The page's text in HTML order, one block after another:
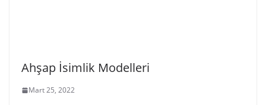
Ahşap İsimlik Modelleri
Mart 25, 2022